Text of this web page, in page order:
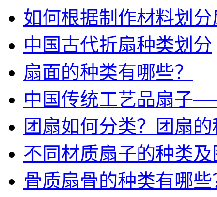
如何根据制作材料划
中国古代折扇种类划分
扇面的种类有哪些？
中国传统工艺品扇子
团扇如何分类？团扇
不同材质扇子的种类
骨质扇骨的种类有哪些